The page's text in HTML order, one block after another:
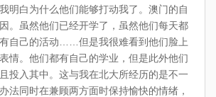
明白为什么他们能够打动我了。澳门的自
。虽然他们已经开学了，虽然他们每天都
自己的活动
但是我很难看到他们脸上
情。他们都有自己的学业，但是此外他们
投入其中。这与我在北大所经历的是不一
法同时在兼顾两方面时保持愉快的情绪，